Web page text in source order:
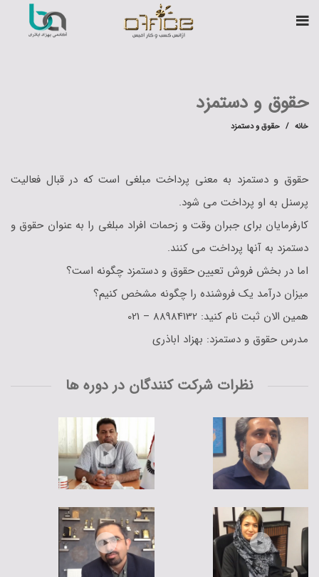
حقوق و دستمزد
خانه حقوق و دستمزد
حقوق و دستمزد به معنی پرداخت مبلغی است که در قبال فعالیت
پرسنل به او پرداخت می شود.
کارفرمایان برای جبران وقت و زحمات افراد مبلغی را به عنوان حقوق و
دستمزد به آنها پرداخت می کنند.
اما در بخش فروش تعیین حقوق و دستمزد چگونه است؟
میزان درآمد یک فروشنده را چگونه مشخص کنیم؟
همین الان ثبت نام کنید: 88984132 – 021
مدرس حقوق و دستمزد: بهزاد اباذری
نظرات شرکت کنندگان در دوره ها